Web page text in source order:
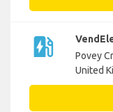
ev_station
Povey
United